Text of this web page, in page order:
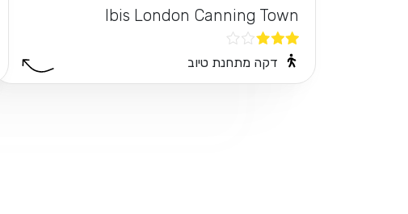
Ibis London Canning Town
דקה מתחנת טיוב